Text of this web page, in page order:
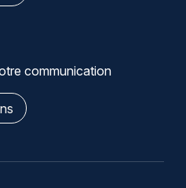
communication